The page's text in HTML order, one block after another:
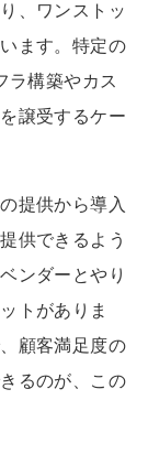
、ワンストッ
ます。特定の
ラ構築やカス
譲受するケー
提供から導入
供できるよう
ンダーとやり
トがありま
顧客満足度の
るのが、この